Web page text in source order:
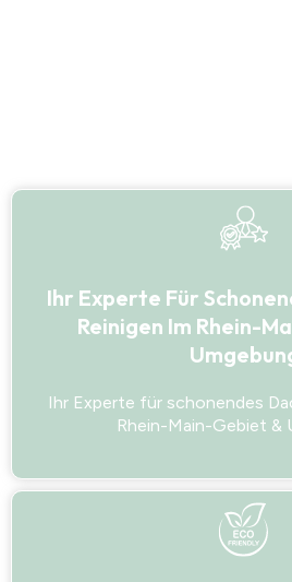
Ihr Experte Für
Reinigen Im Rhein-
Ihr Experte für schonendes
Rhein-Main-Gebiet &